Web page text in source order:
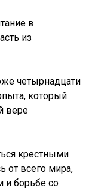
в
из
четырнадцати
который
вере
крестными
от всего мира,
и борьбе со